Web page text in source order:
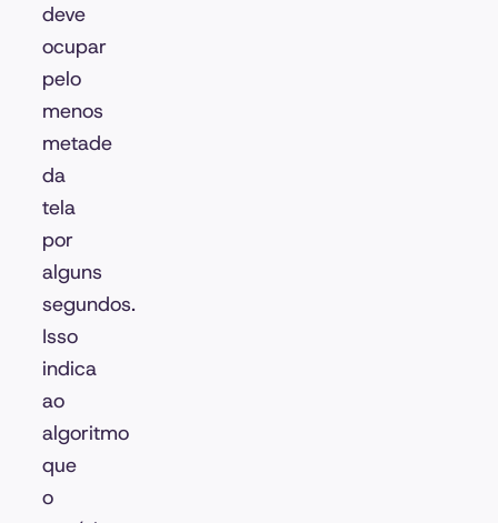
deve
ocupar
pelo
menos
metade
da
tela
por
alguns
segundos.
Isso
indica
ao
algoritmo
que
o